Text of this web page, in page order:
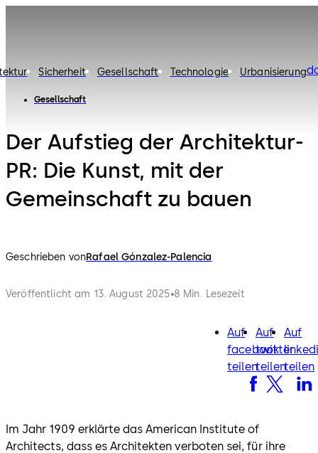
Sicherheit Gesellschaft Technologie Urbanisierung
Gesellschaft
Der Aufstieg der Architektur-
PR: Die Kunst, mit der
Gemeinschaft zu bauen
Geschrieben vonRafael Gónzalez-Palencia
Veröffentlicht am 13. August 2025 8 Min. Lesezeit
Auf
facebook
teilen
facebook
Auf
twitter
teilen
twitter
Auf
teilen
Im Jahr 1909 erklärte das American Institute of
Architects, dass es Architekten verboten sei, für ihre